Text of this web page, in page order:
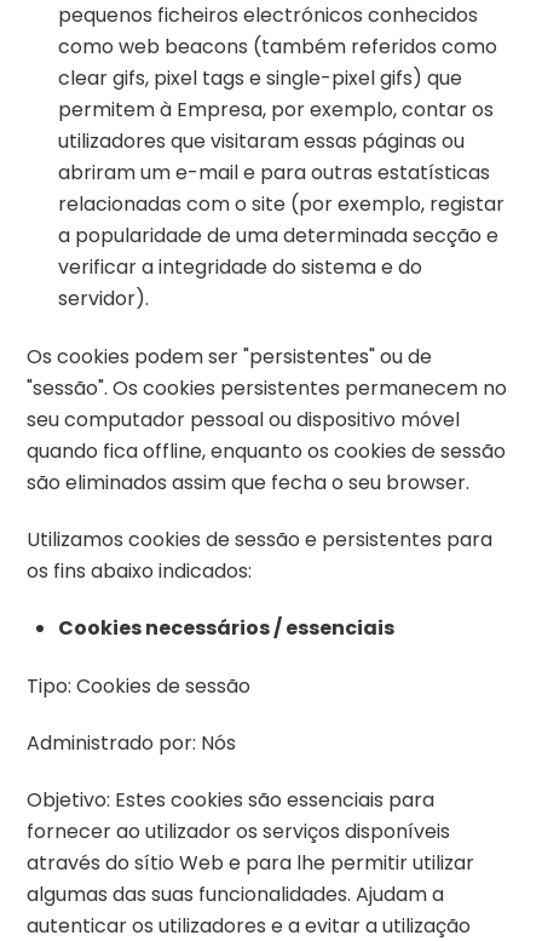
pequenos ficheiros electrónicos conhecidos
como web beacons (também referidos como
clear gifs, pixel tags e single-pixel gifs) que
permitem à Empresa, por exemplo, contar os
utilizadores que visitaram essas páginas ou
abriram um e-mail e para outras estatísticas
relacionadas com o site (por exemplo, registar
a popularidade de uma determinada secção e
verificar a integridade do sistema e do
servidor).
Os cookies podem ser "persistentes" ou de
"sessão". Os cookies persistentes permanecem no
seu computador pessoal ou dispositivo móvel
quando fica offline, enquanto os cookies de sessão
são eliminados assim que fecha o seu browser.
Utilizamos cookies de sessão e persistentes para
os fins abaixo indicados:
Cookies necessários / essenciais
Tipo: Cookies de sessão
Administrado por: Nós
Objetivo: Estes cookies são essenciais para
fornecer ao utilizador os serviços disponíveis
através do sítio Web e para lhe permitir utilizar
algumas das suas funcionalidades. Ajudam a
autenticar os utilizadores e a evitar a utilização